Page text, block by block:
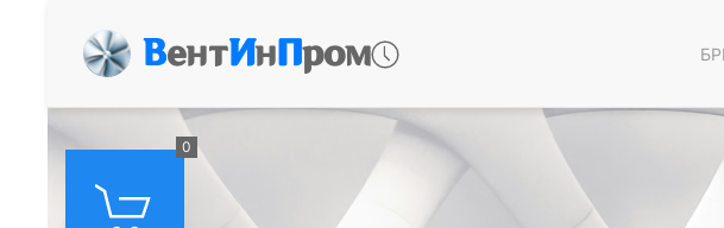
ВентИнПром
0